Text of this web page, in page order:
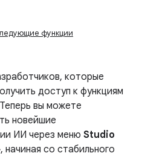
функции
которые
доступ к функциям
вы можете
новейшие
ИИ через меню Studio
со стабильного